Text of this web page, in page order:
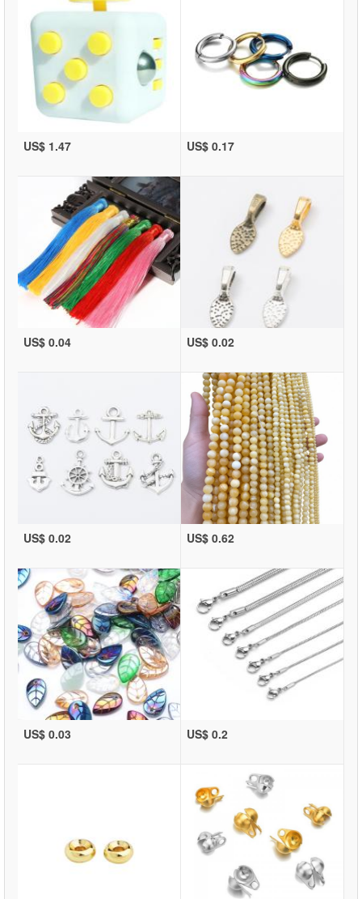
US$ 1.47 US$ 0.17
US$ 0.04 US$ 0.02
US$ 0.02 US$ 0.62
US$ 0.03 US$ 0.2